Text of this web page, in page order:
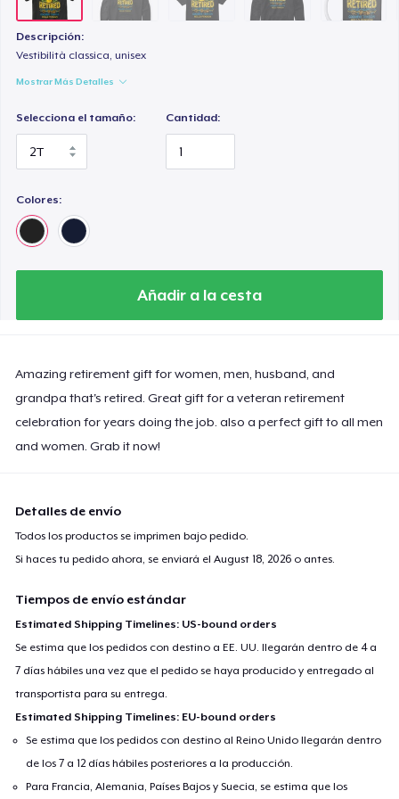
Descripción:
Vestibilità classica, unisex
Mostrar Más Detalles
Selecciona el tamaño: Cantidad:
Colores:
Añadir a la cesta
Amazing retirement gift for women, men, husband, and
grandpa that's retired. Great gift for a veteran retirement
celebration for years doing the job. also a perfect gift to all men
and women. Grab it now!
Detalles de envío
Todos los productos se imprimen bajo pedido.
Si haces tu pedido ahora, se enviará elAugust 18, 2026 o antes.
Tiempos de envío estándar
Estimated Shipping Timelines: US-bound orders
Se estima que los pedidos con destino a EE. UU. llegarán dentro de 4 a
7 días hábiles una vez que el pedido se haya producido y entregado al
transportista para su entrega.
Estimated Shipping Timelines: EU-bound orders
Se estima que los pedidos con destino al Reino Unido llegarán dentro
de los 7 a 12 días hábiles posteriores a la producción.
Para Francia, Alemania, Países Bajos y Suecia, se estima que los
Classic Tank Top
18,99 US$
25,99 US$